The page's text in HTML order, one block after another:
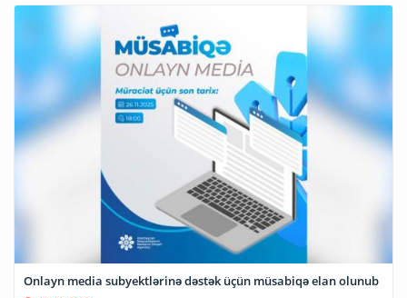
Onlayn media subyektlərinə dəstək üçün müsabiqə elan olunub